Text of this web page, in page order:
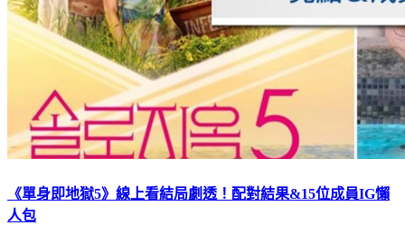
《單身即地獄5》線上看結局劇透！配對結果&15位成員IG懶
人包